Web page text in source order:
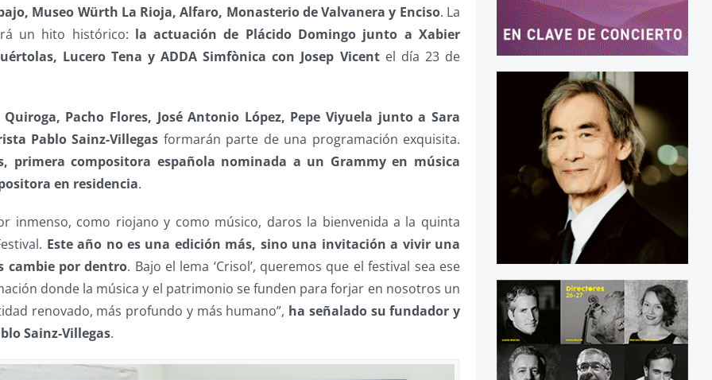
Museo Würth La Rioja, Alfaro, Monasterio de Valvanera y Enciso. La
un hito histórico: la actuación de Plácido Domingo junto a Xabier
Lucero Tena y ADDA Simfònica con Josep Vicentel día 23 de
Pacho Flores, José Antonio López, Pepe Viyuela junto a Sara
Pablo Sainz-Villegas formarán parte de una programación exquisita.
primera compositora española nominada a un Grammy en música
en residencia.
inmenso, como riojano y como músico, daros la bienvenida a la quinta
Este año no es una edición más, sino una invitación a vivir una
cambie por dentro. Bajo el lema ‘Crisol’, queremos que el festival sea ese
donde la música y el patrimonio se funden para forjar en nosotros un
renovado, más profundo y más humano”, ha señalado su fundador y
Sainz-Villegas.